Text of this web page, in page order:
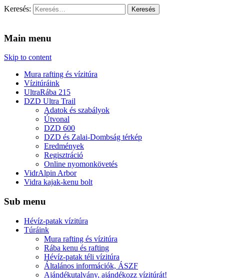
Keresés:
Main menu
Skip to content
Mura rafting és vízitúra
Vízitúráink
UltraRába 215
DZD Ultra Trail
Adatok és szabályok
Útvonal
DZD 600
DZD és Zalai-Dombság térkép
Eredmények
Regisztráció
Online nyomonkövetés
VidrAlpin Arbor
Vidra kajak-kenu bolt
Sub menu
Hévíz-patak vízitúra
Túráink
Mura rafting és vízitúra
Rába kenu és rafting
Hévíz-patak téli vízitúra
Általános információk, ÁSZF
Ajándékutalvány, ajándékozz vízitúrát!